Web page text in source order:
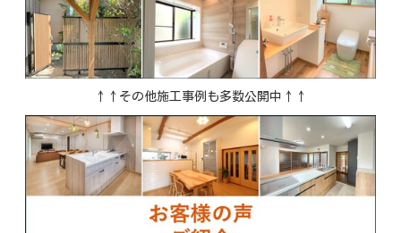
↑↑その他施工事例も多数公開中↑↑